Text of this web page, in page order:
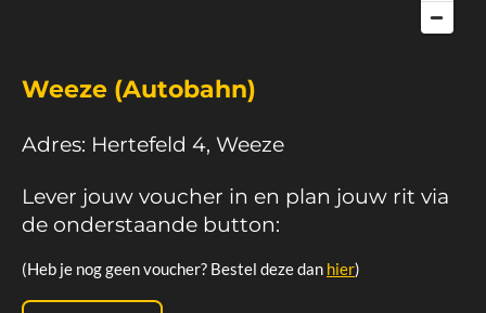
Weeze (Autobahn)
Adres: Hertefeld 4, Weeze
Lever jouw voucher in en plan jouw rit via
de onderstaande button:
(Heb je nog geen voucher? Bestel deze dan hier)